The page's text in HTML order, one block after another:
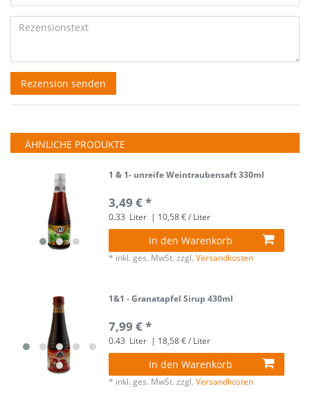
Bewertungssternen
Bewertungssternen
Bewertungssternen
Bewertungssternen
Bewertungssternen
(optional)
Titel
Rezensionstext
Rezension senden
ÄHNLICHE PRODUKTE
1 & 1- unreife Weintraubensaft 330ml
3,49 € *
0.33 Liter | 10,58 € / Liter
In den Warenkorb
* inkl. ges. MwSt. zzgl.Versandkosten
1&1 - Granatapfel Sirup 430ml
7,99 € *
0.43 Liter | 18,58 € / Liter
In den Warenkorb
* inkl. ges. MwSt. zzgl.Versandkosten